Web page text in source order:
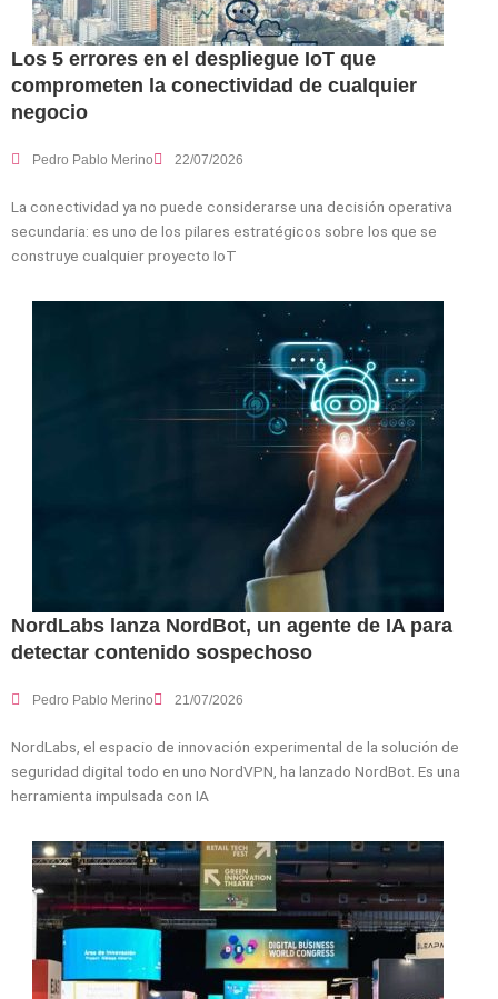
Los 5 errores en el despliegue IoT que
comprometen la conectividad de cualquier
negocio
Pedro Pablo Merino 22/07/2026
La conectividad ya no puede considerarse una decisión operativa
secundaria: es uno de los pilares estratégicos sobre los que se
construye cualquier proyecto IoT
NordLabs lanza NordBot, un agente de IA para
detectar contenido sospechoso
Pedro Pablo Merino 21/07/2026
NordLabs, el espacio de innovación experimental de la solución de
seguridad digital todo en uno NordVPN, ha lanzado NordBot. Es una
herramienta impulsada con IA